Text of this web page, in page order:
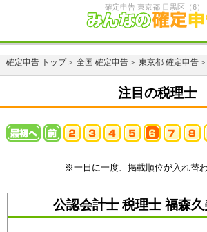
確定申告 東京都 目黒区（6）
確定申告 トップ＞ 全国 確定申告＞ 東京都 確定申告
注目の税理士
※一日に一度、掲載順位が入れ替わ
公認会計士 税理士 福森